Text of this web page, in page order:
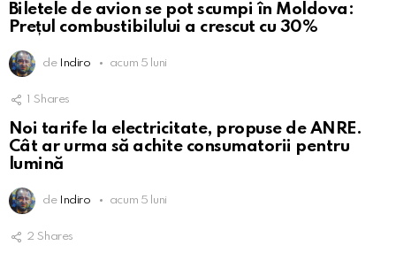
Biletele de avion se pot scumpi în Moldova:
Prețul combustibilului a crescut cu 30%
de Indiro acum 5 luni
1 Shares
Noi tarife la electricitate, propuse de ANRE.
Cât ar urma să achite consumatorii pentru
lumină
de Indiro acum 5 luni
2 Shares